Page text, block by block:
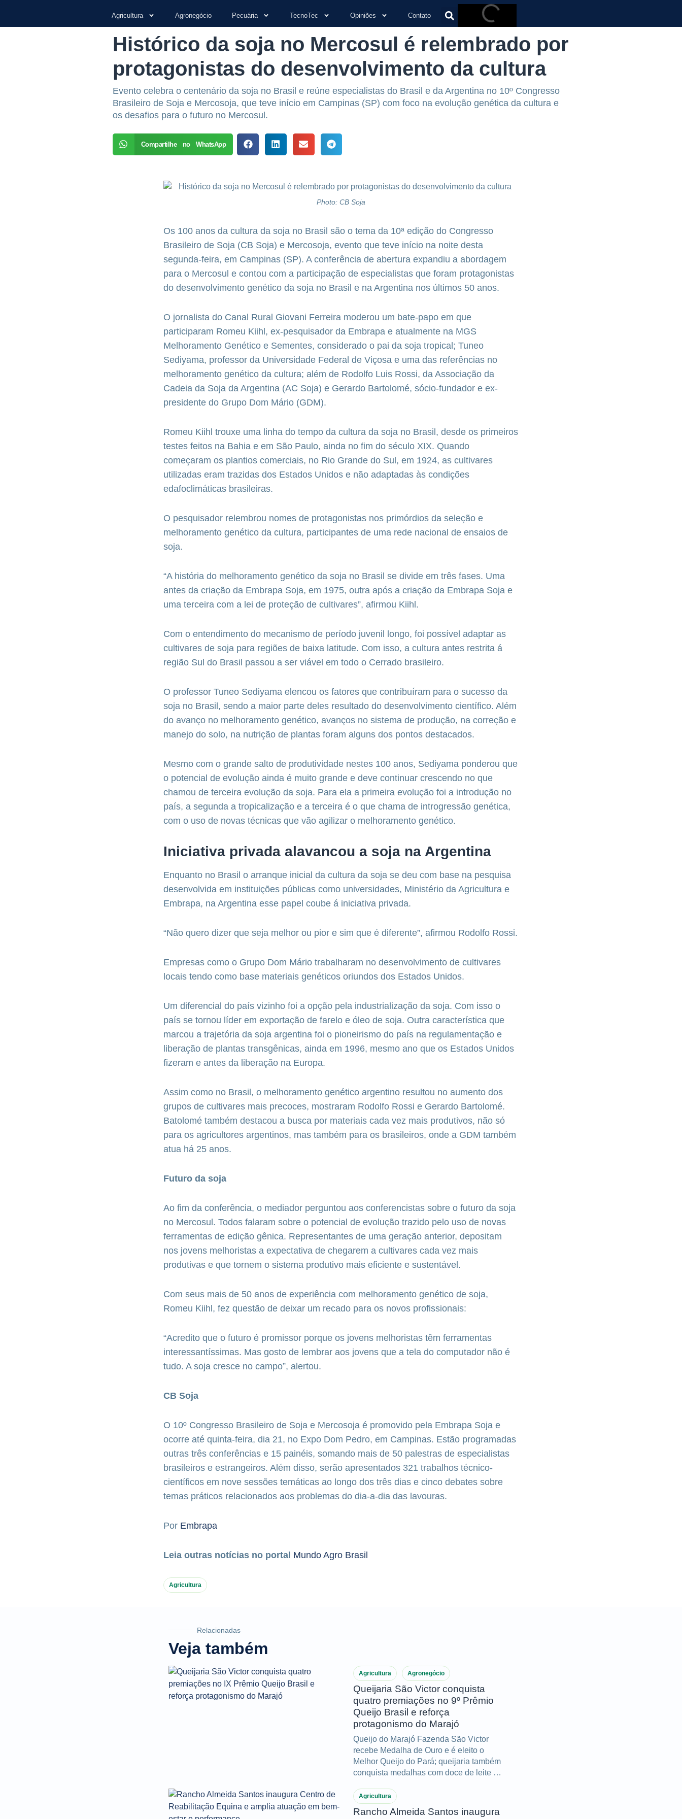
Agricultura Agronegócio Pecuária TecnoTec Opiniões Contato
Histórico da soja no Mercosul é relembrado por
protagonistas do desenvolvimento da cultura
Evento celebra o centenário da soja no Brasil e reúne especialistas do Brasil e da Argentina no 10º Congresso
Brasileiro de Soja e Mercosoja, que teve início em Campinas (SP) com foco na evolução genética da cultura e
os desafios para o futuro no Mercosul.
Compartilhe no WhatsApp
Photo: CB Soja
Os 100 anos da cultura da soja no Brasil são o tema da 10ª edição do Congresso
Brasileiro de Soja (CB Soja) e Mercosoja, evento que teve início na noite desta
segunda-feira, em Campinas (SP). A conferência de abertura expandiu a abordagem
para o Mercosul e contou com a participação de especialistas que foram protagonistas
do desenvolvimento genético da soja no Brasil e na Argentina nos últimos 50 anos.
O jornalista do Canal Rural Giovani Ferreira moderou um bate-papo em que
participaram Romeu Kiihl, ex-pesquisador da Embrapa e atualmente na MGS
Melhoramento Genético e Sementes, considerado o pai da soja tropical; Tuneo
Sediyama, professor da Universidade Federal de Viçosa e uma das referências no
melhoramento genético da cultura; além de Rodolfo Luis Rossi, da Associação da
Cadeia da Soja da Argentina (AC Soja) e Gerardo Bartolomé, sócio-fundador e ex-
presidente do Grupo Dom Mário (GDM).
Romeu Kiihl trouxe uma linha do tempo da cultura da soja no Brasil, desde os primeiros
testes feitos na Bahia e em São Paulo, ainda no fim do século XIX. Quando
começaram os plantios comerciais, no Rio Grande do Sul, em 1924, as cultivares
utilizadas eram trazidas dos Estados Unidos e não adaptadas às condições
edafoclimáticas brasileiras.
O pesquisador relembrou nomes de protagonistas nos primórdios da seleção e
melhoramento genético da cultura, participantes de uma rede nacional de ensaios de
soja.
“A história do melhoramento genético da soja no Brasil se divide em três fases. Uma
antes da criação da Embrapa Soja, em 1975, outra após a criação da Embrapa Soja e
uma terceira com a lei de proteção de cultivares”, afirmou Kiihl.
Com o entendimento do mecanismo de período juvenil longo, foi possível adaptar as
cultivares de soja para regiões de baixa latitude. Com isso, a cultura antes restrita á
região Sul do Brasil passou a ser viável em todo o Cerrado brasileiro.
O professor Tuneo Sediyama elencou os fatores que contribuíram para o sucesso da
soja no Brasil, sendo a maior parte deles resultado do desenvolvimento científico. Além
do avanço no melhoramento genético, avanços no sistema de produção, na correção e
manejo do solo, na nutrição de plantas foram alguns dos pontos destacados.
Mesmo com o grande salto de produtividade nestes 100 anos, Sediyama ponderou que
o potencial de evolução ainda é muito grande e deve continuar crescendo no que
chamou de terceira evolução da soja. Para ela a primeira evolução foi a introdução no
país, a segunda a tropicalização e a terceira é o que chama de introgressão genética,
com o uso de novas técnicas que vão agilizar o melhoramento genético.
Iniciativa privada alavancou a soja na Argentina
Enquanto no Brasil o arranque inicial da cultura da soja se deu com base na pesquisa
desenvolvida em instituições públicas como universidades, Ministério da Agricultura e
Embrapa, na Argentina esse papel coube á iniciativa privada.
“Não quero dizer que seja melhor ou pior e sim que é diferente”, afirmou Rodolfo Rossi.
Empresas como o Grupo Dom Mário trabalharam no desenvolvimento de cultivares
locais tendo como base materiais genéticos oriundos dos Estados Unidos.
Um diferencial do país vizinho foi a opção pela industrialização da soja. Com isso o
país se tornou líder em exportação de farelo e óleo de soja. Outra característica que
marcou a trajetória da soja argentina foi o pioneirismo do país na regulamentação e
liberação de plantas transgênicas, ainda em 1996, mesmo ano que os Estados Unidos
fizeram e antes da liberação na Europa.
Assim como no Brasil, o melhoramento genético argentino resultou no aumento dos
grupos de cultivares mais precoces, mostraram Rodolfo Rossi e Gerardo Bartolomé.
Batolomé também destacou a busca por materiais cada vez mais produtivos, não só
para os agricultores argentinos, mas também para os brasileiros, onde a GDM também
atua há 25 anos.
Futuro da soja
Ao fim da conferência, o mediador perguntou aos conferencistas sobre o futuro da soja
no Mercosul. Todos falaram sobre o potencial de evolução trazido pelo uso de novas
ferramentas de edição gênica. Representantes de uma geração anterior, depositam
nos jovens melhoristas a expectativa de chegarem a cultivares cada vez mais
produtivas e que tornem o sistema produtivo mais eficiente e sustentável.
Com seus mais de 50 anos de experiência com melhoramento genético de soja,
Romeu Kiihl, fez questão de deixar um recado para os novos profissionais:
“Acredito que o futuro é promissor porque os jovens melhoristas têm ferramentas
interessantíssimas. Mas gosto de lembrar aos jovens que a tela do computador não é
tudo. A soja cresce no campo”, alertou.
CB Soja
O 10º Congresso Brasileiro de Soja e Mercosoja é promovido pela Embrapa Soja e
ocorre até quinta-feira, dia 21, no Expo Dom Pedro, em Campinas. Estão programadas
outras três conferências e 15 painéis, somando mais de 50 palestras de especialistas
brasileiros e estrangeiros. Além disso, serão apresentados 321 trabalhos técnico-
científicos em nove sessões temáticas ao longo dos três dias e cinco debates sobre
temas práticos relacionados aos problemas do dia-a-dia das lavouras.
Por Embrapa
Leia outras notícias no portal Mundo Agro Brasil
Agricultura
Relacionadas
Veja também
Agricultura Agronegócio
Queijaria São Victor conquista
quatro premiações no 9º Prêmio
Queijo Brasil e reforça
protagonismo do Marajó
Queijo do Marajó Fazenda São Victor
recebe Medalha de Ouro e é eleito o
Melhor Queijo do Pará; queijaria também
conquista medalhas com doce de leite e
Agricultura
Rancho Almeida Santos inaugura